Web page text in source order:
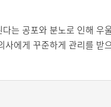
는 공포와 분노로 인해
에게 꾸준하게 관리를